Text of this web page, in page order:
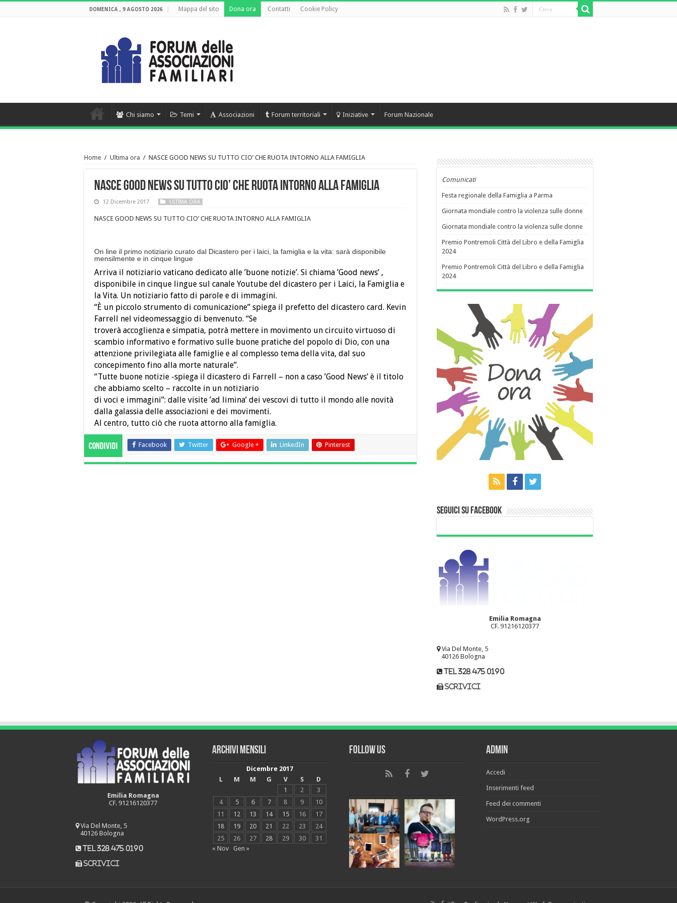
DOMENICA , 9 AGOSTO 2026 Mappa del sito Dona ora Contatti Cookie Policy
Chi siamo Temi Associazioni Forum territoriali Iniziative Forum Nazionale
Home / Ultima ora / NASCE GOOD NEWS SU TUTTO CIO’ CHE RUOTA INTORNO ALLA FAMIGLIA
NASCE GOOD NEWS SU TUTTO CIO’ CHE RUOTA INTORNO ALLA FAMIGLIA
12 Dicembre 2017 ULTIMA ORA
NASCE GOOD NEWS SU TUTTO CIO’ CHE RUOTA INTORNO ALLA FAMIGLIA
On line il primo notiziario curato dal Dicastero per i laici, la famiglia e la vita: sarà disponibile
mensilmente e in cinque lingue
Arriva il notiziario vaticano dedicato alle ’buone notizie’. Si chiama ’Good news’ ,
disponibile in cinque lingue sul canale Youtube del dicastero per i Laici, la Famiglia e
la Vita. Un notiziario fatto di parole e di immagini.
“È un piccolo strumento di comunicazione” spiega il prefetto del dicastero card. Kevin
Farrell nel videomessaggio di benvenuto. “Se
troverà accoglienza e simpatia, potrà mettere in movimento un circuito virtuoso di
scambio informativo e formativo sulle buone pratiche del popolo di Dio, con una
attenzione privilegiata alle famiglie e al complesso tema della vita, dal suo
concepimento fino alla morte naturale”.
“Tutte buone notizie -spiega il dicastero di Farrell – non a caso ’Good News’ è il titolo
che abbiamo scelto – raccolte in un notiziario
di voci e immagini”: dalle visite ’ad limina’ dei vescovi di tutto il mondo alle novità
dalla galassia delle associazioni e dei movimenti.
Al centro, tutto ciò che ruota attorno alla famiglia.
Condividi Facebook Twitter Google + LinkedIn Pinterest
Comunicati
Festa regionale della Famiglia a Parma
Giornata mondiale contro la violenza sulle donne
Giornata mondiale contro la violenza sulle donne
Premio Pontremoli Città del Libro e della Famiglia
2024
Premio Pontremoli Città del Libro e della Famiglia
2024
Seguici su Facebook
Emilia Romagna
CF. 91216120377
Via Del Monte, 5
40126 Bologna
tel 328.475.0190
scrivici
Emilia Romagna
CF. 91216120377
Via Del Monte, 5
40126 Bologna
tel 328.475.0190
scrivici
Archivi mensili
Dicembre 2017
L
M M G V S
D
1
2
3
4
5 6 7 8 9
10
11
12 13 14 15 16
17
18
19 20 21 22 23
24
25
26 27 28 29 30
31
« Nov
Gen »
Follow Us Admin
Accedi
Inserimenti feed
Feed dei commenti
WordPress.org